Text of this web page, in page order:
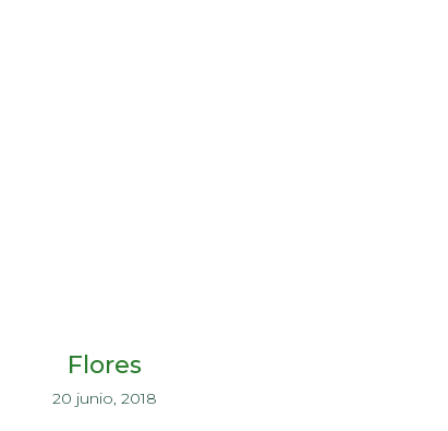
Flores
20 junio, 2018